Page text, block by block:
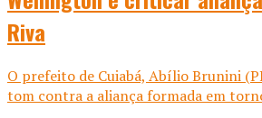
Riva
O prefeito de Cuiabá, Abílio Brunini
tom contra a aliança formada em